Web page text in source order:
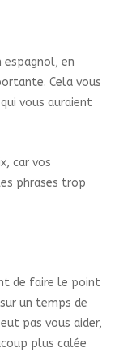
espagnol, en
Cela vous
vous auraient
car vos
phrases trop
de faire le point
un temps de
pas vous aider,
plus calée